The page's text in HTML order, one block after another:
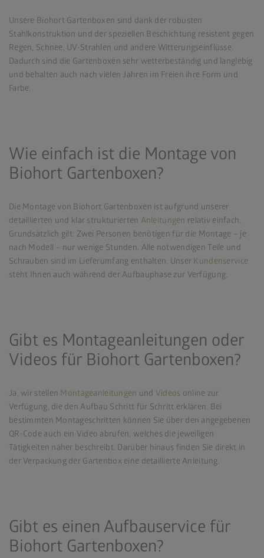
Unsere Biohort Gartenboxen sind dank der robusten
Stahlkonstruktion und der speziellen Beschichtung resistent gegen
Regen, Schnee, UV-Strahlen und andere Witterungseinflüsse.
Dadurch sind die Gartenboxen sehr wetterbeständig und langlebig
und behalten auch nach vielen Jahren im Freien ihre Form und
Farbe.
Wie einfach ist die Montage von
Biohort Gartenboxen?
Die Montage von Biohort Gartenboxen ist aufgrund unserer
detaillierten und klar strukturierten Anleitungen relativ einfach.
Grundsätzlich gilt: Zwei Personen benötigen für die Montage – je
nach Modell – nur wenige Stunden. Alle notwendigen Teile und
Schrauben sind im Lieferumfang enthalten. Unser Kundenservice
steht Ihnen auch während der Aufbauphase zur Verfügung.
Gibt es Montageanleitungen oder
Videos für Biohort Gartenboxen?
Ja, wir stellen Montageanleitungen und Videos online zur
Verfügung, die den Aufbau Schritt für Schritt erklären. Bei
bestimmten Montageschritten können Sie über den angegebenen
QR-Code auch ein Video abrufen, welches die jeweiligen
Tätigkeiten näher beschreibt. Darüber hinaus finden Sie direkt in
der Verpackung der Gartenbox eine detaillierte Anleitung.
Gibt es einen Aufbauservice für
Biohort Gartenboxen?